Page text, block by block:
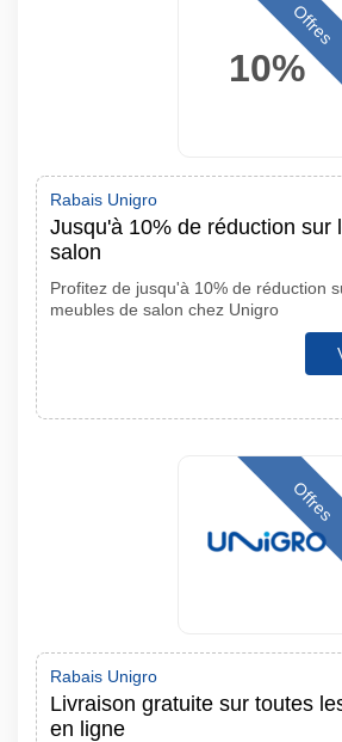
10%
Offres
Rabais Unigro
Jusqu'à 10% de réduction sur
salon
Profitez de jusqu'à 10% de réduction
meubles de salon chez Unigro
Offres
Rabais Unigro
Livraison gratuite sur toutes
en ligne